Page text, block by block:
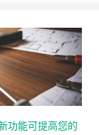
功能可提高您的